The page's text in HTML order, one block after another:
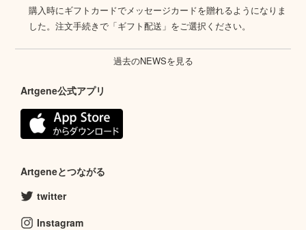
購入時にギフトカードでメッセージカードを贈れるようになりま
した。注文手続きで「ギフト配送」をご選択ください。
過去のNEWSを見る
Artgene公式アプリ
Artgeneとつながる
twitter
Instagram